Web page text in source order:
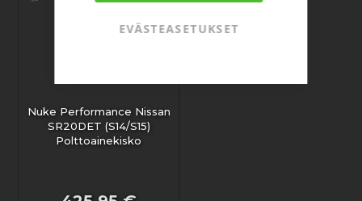
EVÄSTEASETUKSET
Nuke Performance Nissan
SR20DET (S14/S15)
Polttoainekisko